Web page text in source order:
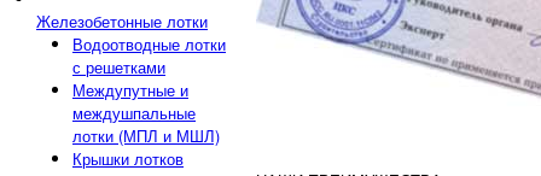
Железобетонные лотки
Водоотводные лотки
с решетками
Междупутные и
междушпальные
лотки (МПЛ и МШЛ)
Крышки лотков